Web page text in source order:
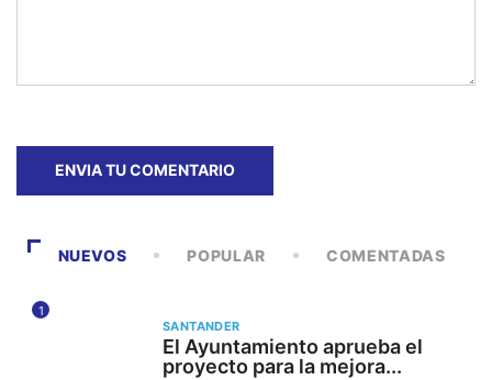
NUEVOS POPULAR COMENTADAS
1
SANTANDER
El Ayuntamiento aprueba el
proyecto para la mejora...